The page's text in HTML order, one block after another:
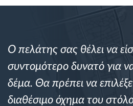
Λήψη ταχογράφου από
Διαχείριση καυσίμου
Σχεδιασμός και
Ο πελάτης σας θέλει να
συντομότερο δυνατό για
δέμα. Θα πρέπει να
διαθέσιμο όχημα του